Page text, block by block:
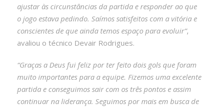
ajustar às circunstâncias da partida e responder ao que
o jogo estava pedindo. Saímos satisfeitos com a vitória e
conscientes de que ainda temos espaço para evoluir”,
avaliou o técnico Devair Rodrigues.
“Graças a Deus fui feliz por ter feito dois gols que foram
muito importantes para a equipe. Fizemos uma excelente
partida e conseguimos sair com os três pontos e assim
continuar na liderança. Seguimos por mais em busca de